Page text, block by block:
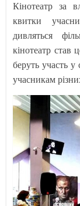
Кінотеатр за
квитки
дивляться
кінотеатр став
беруть участь
учасникам